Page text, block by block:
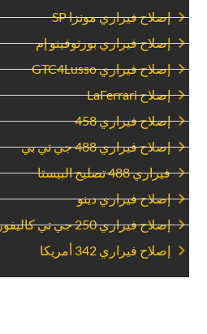
‏إصلاح فيراري مونزا SP‏
‏إصلاح فيراري بورتوفينو إم‏
‏إصلاح فيراري GTC4Lusso‏
‏إصلاح LaFerrari‏
‏إصلاح فيراري 458‏
‏إصلاح فيراري 488 جي تي بي‏
‏فيراري 488 تصليح البيستا‏
‏إصلاح فيراري دينو‏
‏إصلاح فيراري 250 جي تي كاليفورنيا LWB‏
‏إصلاح فيراري 342 أمريكا‏